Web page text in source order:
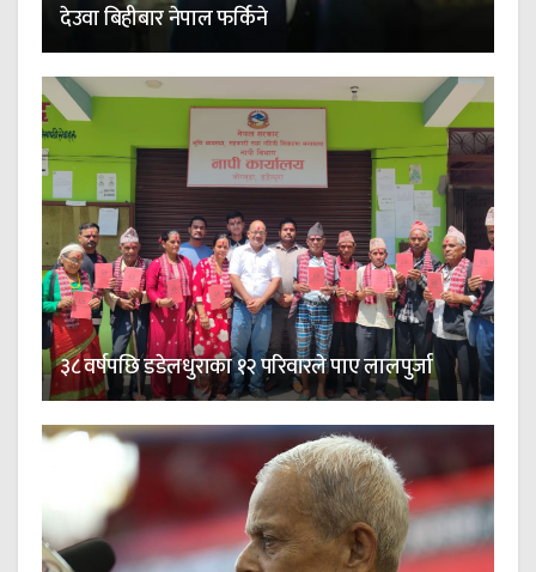
देउवा बिहीबार नेपाल फर्किने
३८ वर्षपछि डडेलधुराका १२ परिवारले पाए लालपुर्जा